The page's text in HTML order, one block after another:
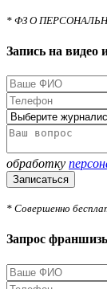
* ФЗ О
Запись на видео
обработку
Записаться
* Совершенно
Запрос